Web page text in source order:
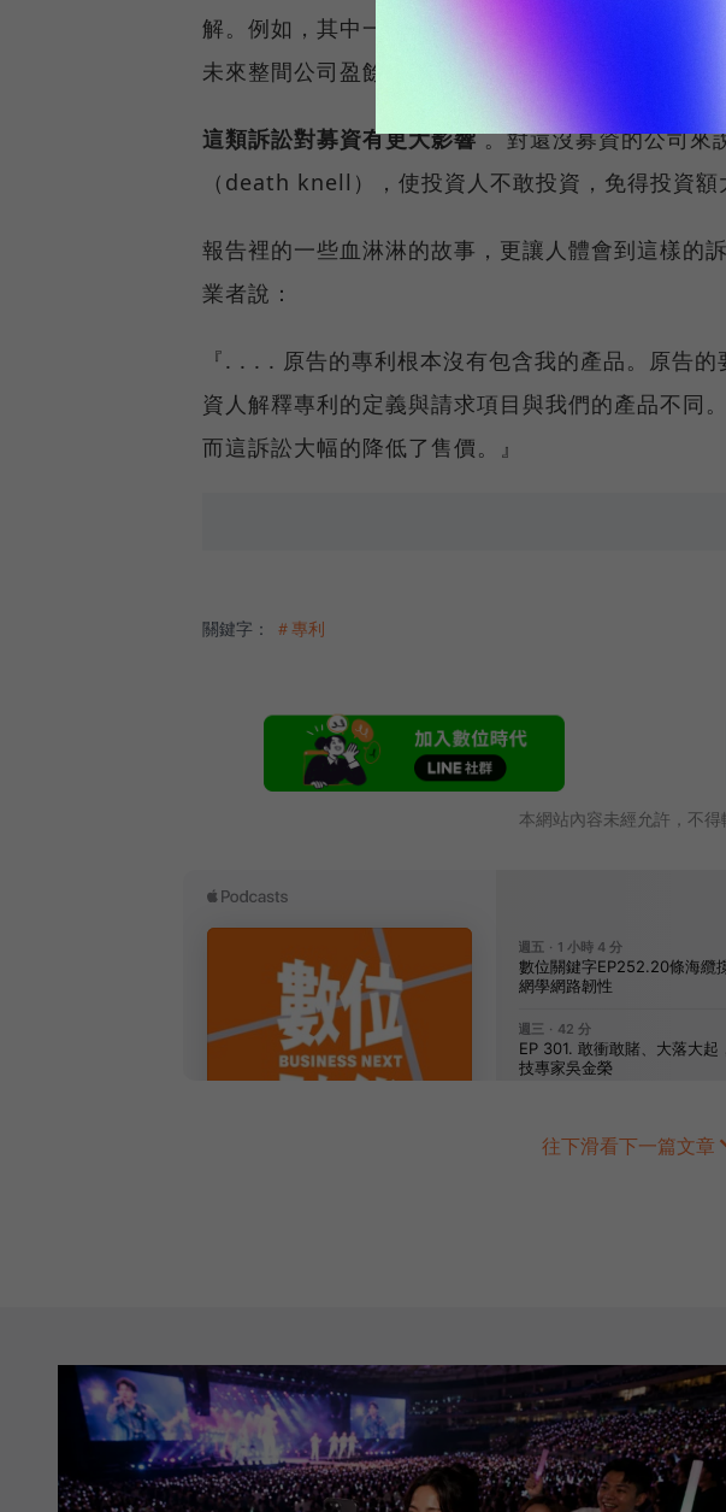
解。例如，其中一個新創公司給了專利蟑螂股份作
未來整間公司盈餘的一部分作為授權金。
這類訴訟對募資有更大影響。對還沒募資的公司來
（death knell），使投資人不敢投資，免得投資額
報告裡的一些血淋淋的故事，更讓人體會到這樣的
業者說：
『. . . . 原告的專利根本沒有包含我的產品。原告
資人解釋專利的定義與請求項目與我們的產品不同
而這訴訟大幅的降低了售價。』
關鍵字： ＃專利
本網站內容未經允許，不得
往下滑看下一篇文章